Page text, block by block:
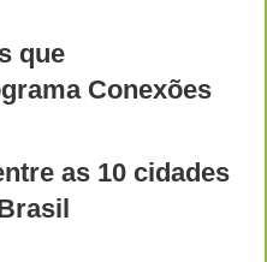
que
Conexões
as 10 cidades